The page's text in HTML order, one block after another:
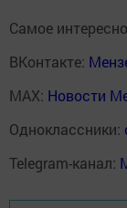
Самое
ВКонтакте:
MAX: Новости
Одноклассники:
Telegram-канал: